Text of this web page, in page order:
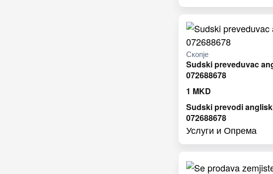
Скопје
Sudski preveduvac
072688678
1 MKD
Sudski prevodi
072688678
Услуги и Опрема